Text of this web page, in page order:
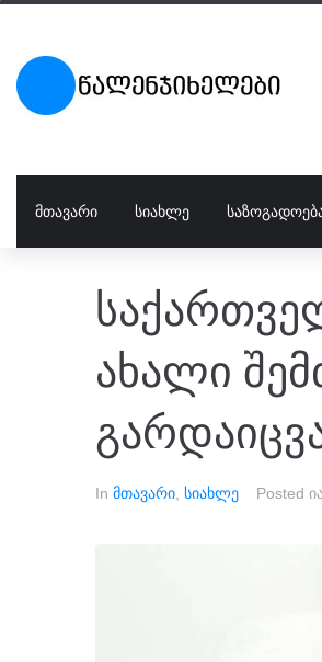
ᲛᲗᲐᲕᲐᲠᲘ ᲡᲘᲐᲮᲚᲔ
ახალი
In მთავარი სიახლე Posted